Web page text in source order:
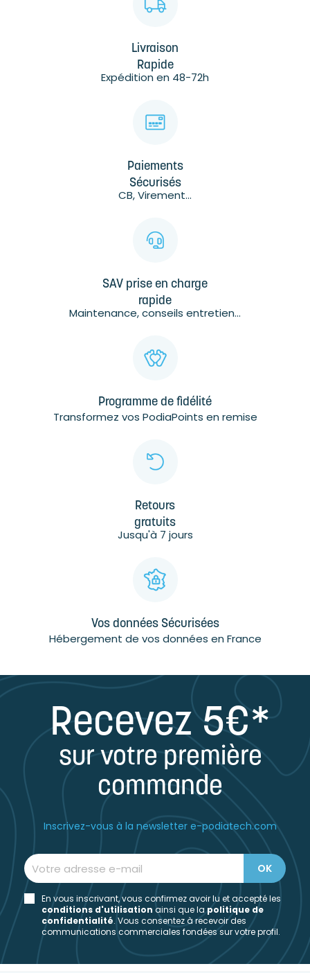
Livraison
Rapide
Expédition en 48-72h
Paiements
Sécurisés
CB, Virement...
SAV prise en charge
rapide
Maintenance, conseils entretien...
Programme de fidélité
Transformez vos PodiaPoints en remise
Retours
gratuits
Jusqu'à 7 jours
Vos données Sécurisées
Hébergement de vos données en France
Recevez 5€*
sur votre première
commande
Inscrivez-vous à la newsletter e-podiatech.com
En vous inscrivant, vous confirmez avoir lu et accepté les
conditions d'utilisation ainsi que lapolitique de
confidentialité. Vous consentez à recevoir des
communications commerciales fondées sur votre profil.